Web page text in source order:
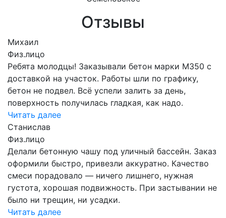
Отзывы
Михаил
Физ.лицо
Ребята молодцы! Заказывали бетон марки М350 с
доставкой на участок. Работы шли по графику,
бетон не подвел. Всё успели залить за день,
поверхность получилась гладкая, как надо.
Читать далее
Станислав
Физ.лицо
Делали бетонную чашу под уличный бассейн. Заказ
оформили быстро, привезли аккуратно. Качество
смеси порадовало — ничего лишнего, нужная
густота, хорошая подвижность. При застывании не
было ни трещин, ни усадки.
Читать далее